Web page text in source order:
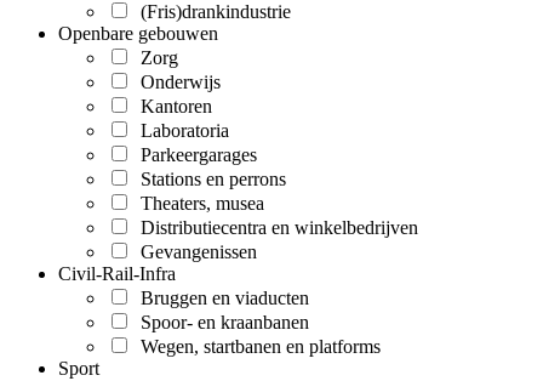
(Fris)drankindustrie
Openbare gebouwen
Zorg
Onderwijs
Kantoren
Laboratoria
Parkeergarages
Stations en perrons
Theaters, musea
Distributiecentra en winkelbedrijven
Gevangenissen
Civil-Rail-Infra
Bruggen en viaducten
Spoor- en kraanbanen
Wegen, startbanen en platforms
Sport